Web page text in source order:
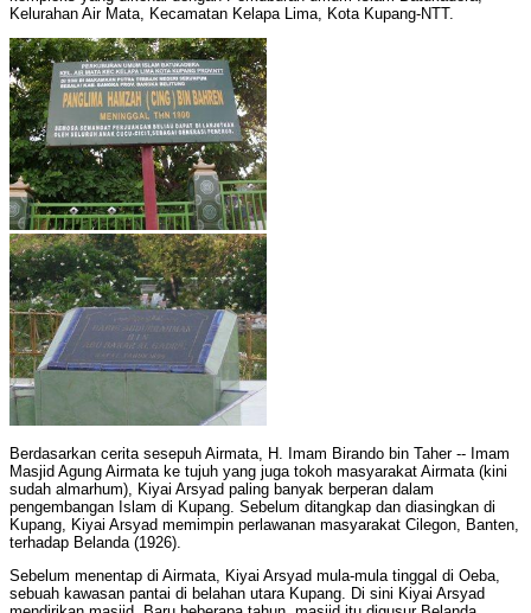
Kelurahan Air Mata, Kecamatan Kelapa Lima, Kota Kupang-NTT.
Berdasarkan cerita sesepuh Airmata, H. Imam Birando bin Taher -- Imam
Masjid Agung Airmata ke tujuh yang juga tokoh masyarakat Airmata (kini
sudah almarhum), Kiyai Arsyad paling banyak berperan dalam
pengembangan Islam di Kupang. Sebelum ditangkap dan diasingkan di
Kupang, Kiyai Arsyad memimpin perlawanan masyarakat Cilegon, Banten,
terhadap Belanda (1926).
Sebelum menentap di Airmata, Kiyai Arsyad mula-mula tinggal di Oeba,
sebuah kawasan pantai di belahan utara Kupang. Di sini Kiyai Arsyad